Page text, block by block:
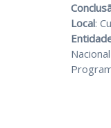
Local: